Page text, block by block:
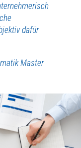
dafür
Master